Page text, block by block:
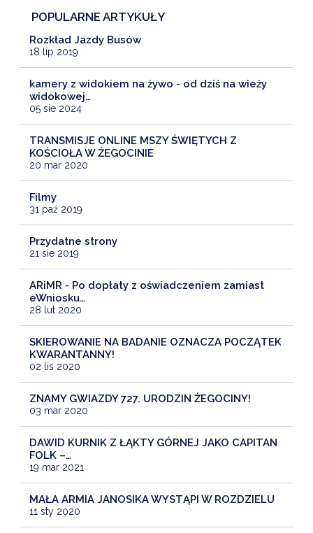
POPULARNE ARTYKUŁY
Rozkład Jazdy Busów
18 lip 2019
kamery z widokiem na żywo - od dziś na wieży
widokowej…
05 sie 2024
TRANSMISJE ONLINE MSZY ŚWIĘTYCH Z
KOŚCIOŁA W ŻEGOCINIE
20 mar 2020
Filmy
31 paź 2019
Przydatne strony
21 sie 2019
ARiMR - Po dopłaty z oświadczeniem zamiast
eWniosku…
28 lut 2020
SKIEROWANIE NA BADANIE OZNACZA POCZĄTEK
KWARANTANNY!
02 lis 2020
ZNAMY GWIAZDY 727. URODZIN ŻEGOCINY!
03 mar 2020
DAWID KURNIK Z ŁĄKTY GÓRNEJ JAKO CAPITAN
FOLK –…
19 mar 2021
MAŁA ARMIA JANOSIKA WYSTĄPI W ROZDZIELU
11 sty 2020